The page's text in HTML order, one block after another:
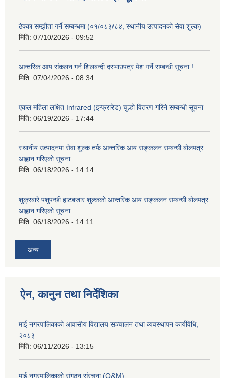
ठेक्का सम्झौता गर्ने सम्बन्धमा (०१/०८३/८४, स्थानीय उत्पादनको सेवा शुल्क)
मिति: 07/10/2026 - 09:52
आन्तरिक आय संकलन गर्न शिलबन्दी दरभाउपत्र पेश गर्ने सम्बन्धी सूचना !
मिति: 07/04/2026 - 08:34
एकल महिला लक्षित Infrared (इन्फ्रारेड) चुल्हो वितरण गरिने सम्बन्धी सूचना
मिति: 06/19/2026 - 17:44
स्थानीय उत्पादनमा सेवा शुल्क तर्फ आन्तरिक आय सङ्कलन सम्बन्धी बोलपत्र
आह्वान गरिएको सूचना
मिति: 06/18/2026 - 14:14
शुक्रबारे पशुपन्छी हाटबजार शुल्कको आन्तरिक आय सङ्कलन सम्बन्धी बोलपत्र
आह्वान गरिएको सूचना
मिति: 06/18/2026 - 14:11
अन्य
ऐन, कानुन तथा निर्देशिका
माई नगरपालिकाको आवासीय विद्यालय सञ्चालन तथा व्यवस्थापन कार्यविधि,
२०८३
मिति: 06/11/2026 - 13:15
माई नगरपालिकाको संगठन संरचना (O&M)